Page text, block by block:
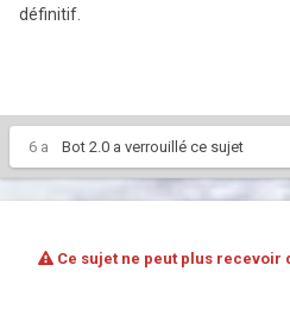
définitif.
6 a Bot 2.0 a verrouillé ce sujet
Ce sujet ne peut plus recevoir